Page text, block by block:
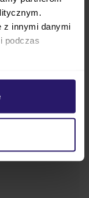
z innymi danymi
podczas